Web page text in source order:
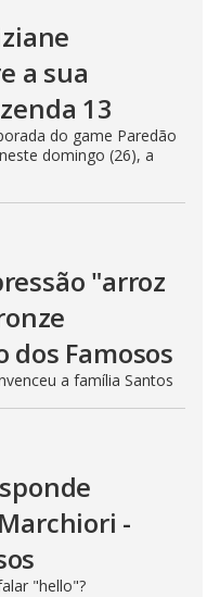
a sua
13
do game Paredão
domingo (26), a
"arroz
dos Famosos
a família Santos
-
"hello"?